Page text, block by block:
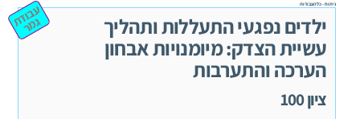
ניתוח - כל העבודות
ילדים נפגעי התעללות ותהליך
עשיית הצדק: מיומנויות אבחון
הערכה והתערבות
ציון 100
ע
ב
וד
ת ג
מ
ר